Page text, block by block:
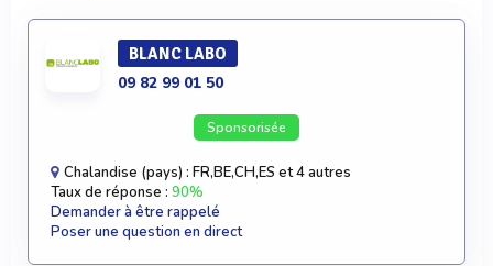
BLANC LABO
09 82 99 01 50
Sponsorisée
Chalandise (pays) : FR,BE,CH,ES et 4 autres
Taux de réponse : 90%
Demander à être rappelé
Poser une question en direct